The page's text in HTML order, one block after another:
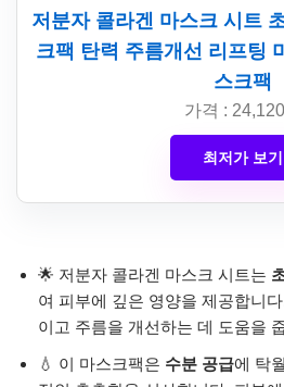
저분자 콜라겐 마스크 시트
크팩 탄력 주름개선 리프팅
스크팩
가격 :
최저가 보기
🌟 저분자 콜라겐 마스크 시트는
여 피부에 깊은 영양을 제공합니
이고 주름을 개선하는 데 도움을
💧 이 마스크팩은 수분 공급에 탁